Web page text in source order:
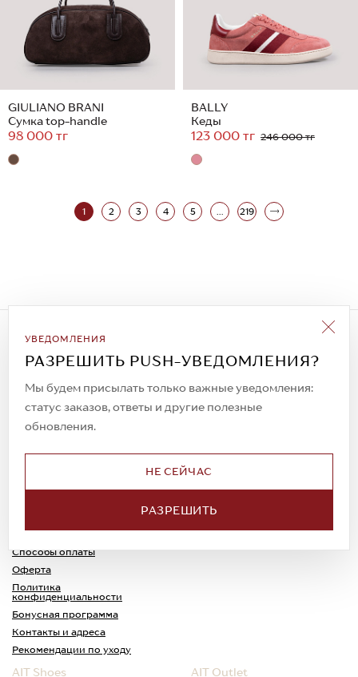
GIULIANO BRANI
Сумка top-handle
98 000 тг
BALLY
Кеды
123 000 тг 246 000 тг
1 2 3 4 5 ... 219
УВЕДОМЛЕНИЯ
РАЗРЕШИТЬ PUSH-УВЕДОМЛЕНИЯ?
Мы будем присылать только важные уведомления:
статус заказов, ответы и другие полезные
обновления.
НЕ СЕЙЧАС
РАЗРЕШИТЬ
Подписаться на рассылку
Всегда будьте в курсе новых акций и
спецпредложений!
© 2023. AIT Shoes
Все права защищены
Доставка
Способы оплаты
Оферта
Политика
конфиденциальности
Обмен и возврат
Каспи-Ред
Бонусная программа
Контакты и адреса
Рекомендации по уходу
AIT Shoes AIT Outlet